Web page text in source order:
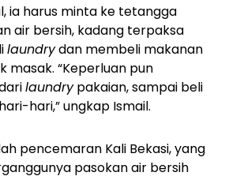
ia harus minta ke tetangga
air bersih, kadang terpaksa
laundrydan membeli makanan
masak. “Keperluan pun
laundrypakaian, sampai beli
hari,” ungkap Ismail.
pencemaran Kali Bekasi, yang
pasokan air bersih